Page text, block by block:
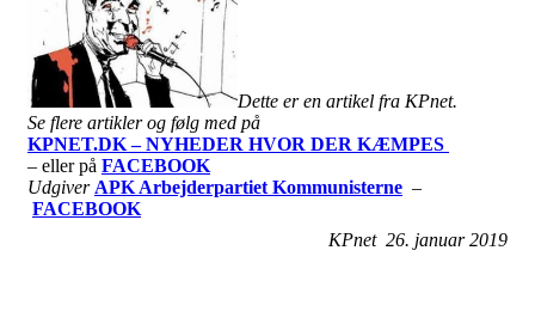
Dette er en artikel fra KPnet.
Se flere artikler og følg med på
KPNET.DK – NYHEDER HVOR DER KÆMPES
– eller på FACEBOOK
Udgiver APK Arbejderpartiet Kommunisterne –
FACEBOOK
KPnet 26. januar 2019